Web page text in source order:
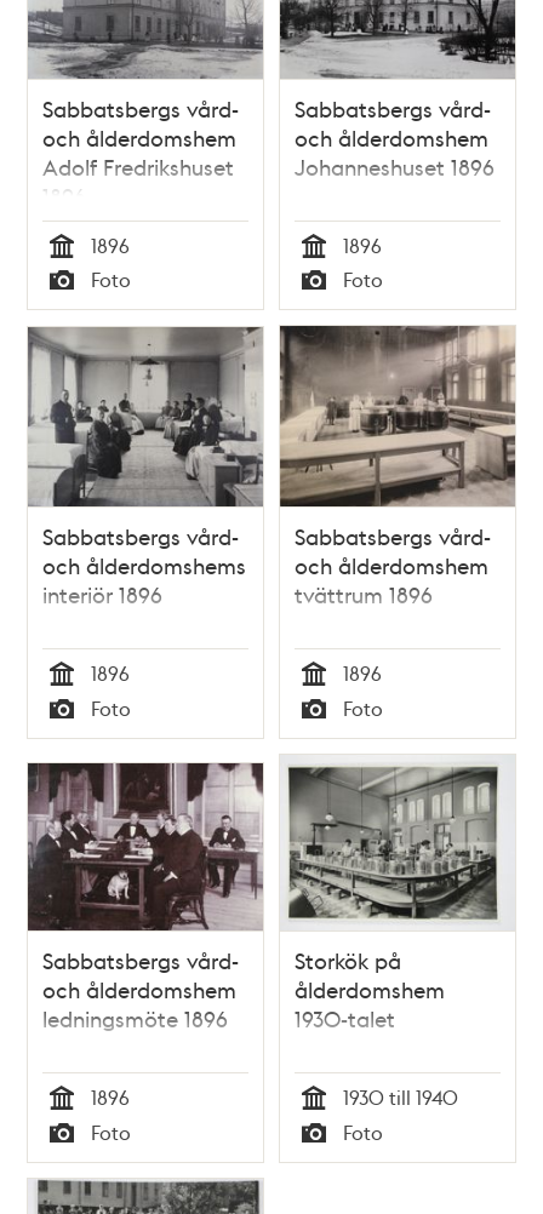
Sabbatsbergs vård-
och ålderdomshem
Adolf Fredrikshuset
1896
Tid
1896
Typ
Foto
Sabbatsbergs vård-
och ålderdomshem
Johanneshuset 1896
Tid
1896
Typ
Foto
Sabbatsbergs vård-
och ålderdomshems
interiör 1896
Tid
1896
Typ
Foto
Sabbatsbergs vård-
och ålderdomshem
tvättrum 1896
Tid
1896
Typ
Foto
Sabbatsbergs vård-
och ålderdomshem
ledningsmöte 1896
Tid
1896
Typ
Foto
Storkök på
ålderdomshem
1930-talet
Tid
1930 till 1940
Typ
Foto